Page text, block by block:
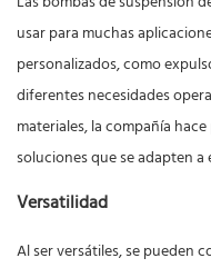
usar para muchas
personalizados, como
diferentes necesidades
materiales, la compañía
soluciones que se adapten a
Versatilidad
Al ser versátiles, se pueden